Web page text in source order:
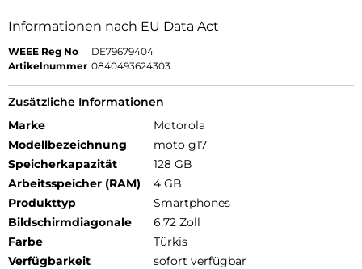
Informationen nach EU Data Act
WEEE Reg No
DE79679404
Artikelnummer 0840493624303
Zusätzliche Informationen
Marke
Motorola
Modellbezeichnung
moto g17
Speicherkapazität
128 GB
Arbeitsspeicher (RAM)
4 GB
Produkttyp
Smartphones
Bildschirmdiagonale
6,72 Zoll
Farbe
Türkis
Verfügbarkeit
sofort verfügbar